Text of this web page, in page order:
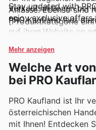
Anlässe. Ebenso sind
[Produktkategorie
Haushaltswaren,
garantieren beste
leicht zugänglich, oft
wöchentlichen
übersichtlichen
Sonderangebote
Verkaufsaktionen bei
PRO Kaufland lädt
auf ihrer Website zu
dem Laufenden zu
Stay updated with
enjoy exclusive
Mehr anzeigen
Welche Art
bei PRO
PRO Kaufland ist Ihr
österreichischen
mit Ihnen! Entdecken